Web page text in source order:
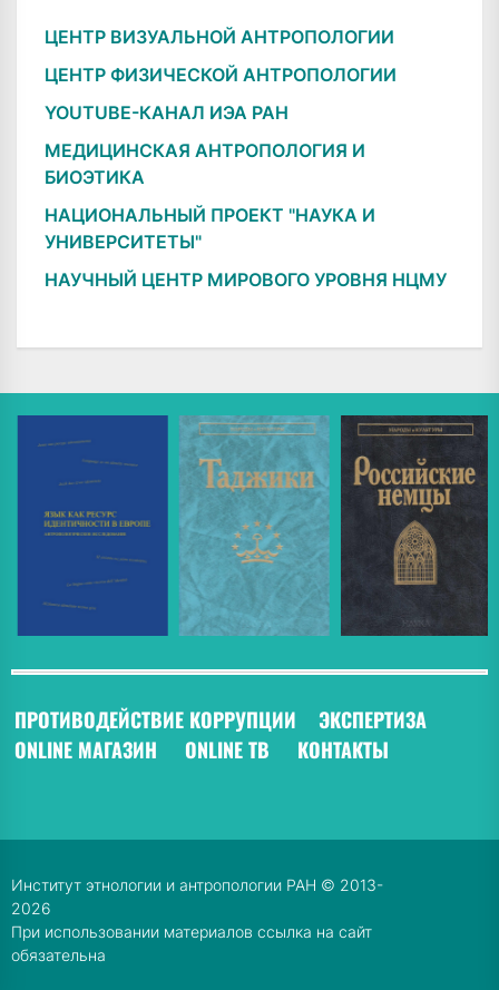
ЦЕНТР ВИЗУАЛЬНОЙ АНТРОПОЛОГИИ
ЦЕНТР ФИЗИЧЕСКОЙ АНТРОПОЛОГИИ
YOUTUBE-КАНАЛ ИЭА РАН
МЕДИЦИНСКАЯ АНТРОПОЛОГИЯ И
БИОЭТИКА
НАЦИОНАЛЬНЫЙ ПРОЕКТ "НАУКА И
УНИВЕРСИТЕТЫ"
НАУЧНЫЙ ЦЕНТР МИРОВОГО УРОВНЯ НЦМУ
ПРОТИВОДЕЙСТВИЕ КОРРУПЦИИ ЭКСПЕРТИЗА
ONLINE МАГАЗИН
ONLINE ТВ КОНТАКТЫ
Институт этнологии и антропологии РАН © 2013-
2026
При использовании материалов ссылка на сайт
обязательна